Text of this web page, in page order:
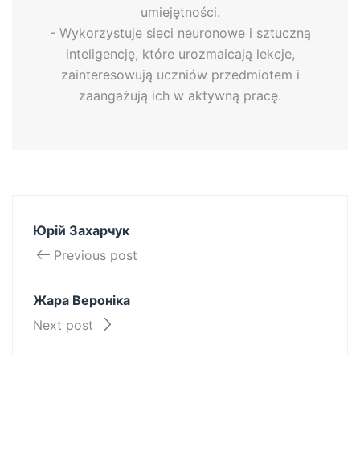
umiejętności.
- Wykorzystuje sieci neuronowe i sztuczną
inteligencję, które urozmaicają lekcje,
zainteresowują uczniów przedmiotem i
zaangażują ich w aktywną pracę.
Юрій Захарчук
Previous post
Жара Вероніка
Next post